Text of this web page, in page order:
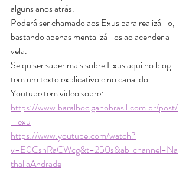
alguns anos atrás.
Poderá ser chamado aos Exus para realizá-lo,
bastando apenas mentalizá-los ao acender a
vela.
Se quiser saber mais sobre Exus aqui no blog
tem um texto explicativo e no canal do
Youtube tem vídeo sobre:
https://www.baralhociganobrasil.com.br/post/
__exu
https://www.youtube.com/watch?
v=E0CsnRaCWcg&t=250s&ab_channel=Na
thaliaAndrade